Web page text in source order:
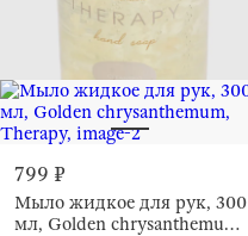
799 ₽
Мыло жидкое для рук, 300
мл, Golden chrysanthemum,